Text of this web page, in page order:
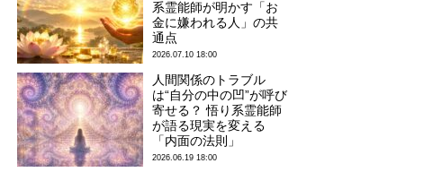
系霊能師が明かす「お
金に嫌われる人」の共
通点
2026.07.10 18:00
人間関係のトラブル
は“自分の中の凹”が呼び
寄せる？ 悟り系霊能師
が語る現実を変える
「内面の法則」
2026.06.19 18:00